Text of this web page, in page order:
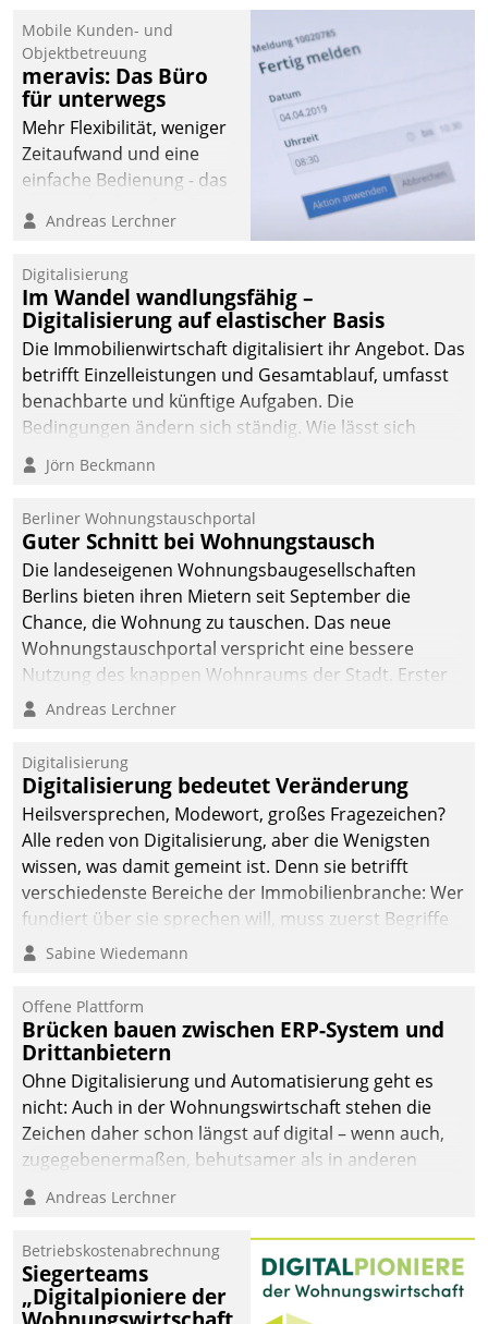
Mobile Kunden- und
Objektbetreuung
meravis: Das Büro
für unterwegs
Mehr Flexibilität, weniger
Zeitaufwand und eine
einfache Bedienung - das
Cockpit für mobile
Datatrain. Die meravis
Wohnungsbau- und
Immobilien GmbH hat
sich dabei für den Betrieb
der Lösung über die SAP
Cloud Platform
entschieden - als erstes
Unternehmen am
Andreas Lerchner
Digitalisierung
Im Wandel wandlungsfähig –
Digitalisierung auf elastischer Basis
Die Immobilienwirtschaft digitalisiert ihr Angebot. Das
betrifft Einzelleistungen und Gesamtablauf, umfasst
benachbarte und künftige Aufgaben. Die
Bedingungen ändern sich ständig. Wie lässt sich
technisch die Kontrolle wahren und zugleich Freiraum
fürs Wachsen öffnen?
Jörn Beckmann
Berliner Wohnungstauschportal
Guter Schnitt bei Wohnungstausch
Die landeseigenen Wohnungsbaugesellschaften
Berlins bieten ihren Mietern seit September die
Chance, die Wohnung zu tauschen. Das neue
Wohnungstauschportal verspricht eine bessere
Nutzung des knappen Wohnraums der Stadt. Erster
Anwendungsfall für Datatrains Lösung API-Hub mit
Unternehmen.
Andreas Lerchner
Digitalisierung
Digitalisierung bedeutet Veränderung
Heilsversprechen, Modewort, großes Fragezeichen?
Alle reden von Digitalisierung, aber die Wenigsten
wissen, was damit gemeint ist. Denn sie betrifft
verschiedenste Bereiche der Immobilienbranche: Wer
fundiert über sie sprechen will, muss zuerst Begriffe
klären. Ein Aspekt ist die betriebliche Optimierung:
Einsparungen durch optimierte und automatisierte
Prozesse. Doch man darf nicht zu viel erwarten: Allein
mit der Einführung einer neuen Software ist es nicht
getan. Die Digitalisierung erfordert von Unternehmen
die Bereitschaft, sich zu überprüfen, zu hinterfragen
und zu verändern.
Sabine Wiedemann
Offene Plattform
Brücken bauen zwischen ERP-System und
Drittanbietern
Ohne Digitalisierung und Automatisierung geht es
nicht: Auch in der Wohnungswirtschaft stehen die
Zeichen daher schon längst auf digital – wenn auch,
zugegebenermaßen, behutsamer als in anderen
Branchen.
Andreas Lerchner
Betriebskostenabrechnung
Siegerteams
„Digitalpioniere der